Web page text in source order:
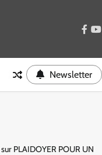
Newsletter
sur PLAIDOYER POUR UN